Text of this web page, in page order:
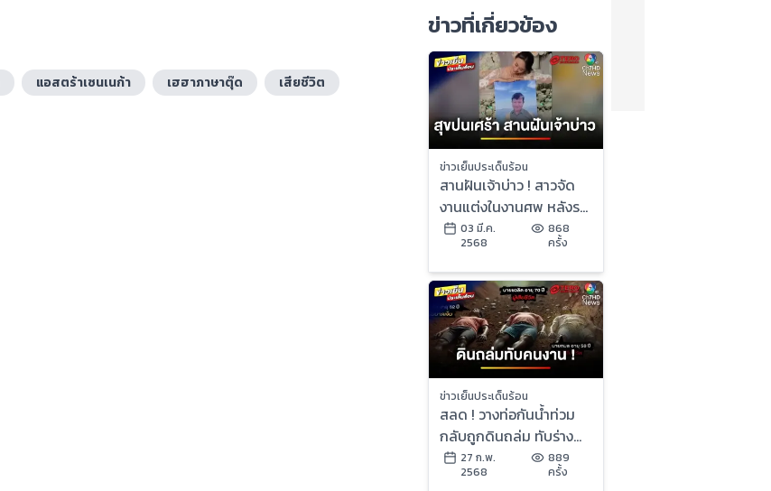
แอสตร้าเซนเนก้า เฮฮาภาษาตุ๊ด เสียชีวิต
ข่าวที่เกี่ยวข้อง
ข่าวเย็นประเด็นร้อน
สานฝันเจ้าบ่าว ! สาวจัด
งานแต่งในงานศพ หลังรถ
พลิกคว่ำเสียชีวิต | ข่าว
เย็นประเด็นร้อน
03 มี.ค.
2568
868
ครั้ง
ข่าวเย็นประเด็นร้อน
สลด ! วางท่อกันน้ำท่วม
กลับถูกดินถล่ม ทับร่าง
เสียชีวิต | ข่าวเย็นประเด็น
ร้อน
27 ก.พ.
2568
889
ครั้ง